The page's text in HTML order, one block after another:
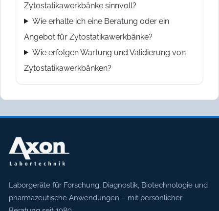
Zytostatikawerkbänke sinnvoll?
Wie erhalte ich eine Beratung oder ein
Angebot für Zytostatikawerkbänke?
Wie erfolgen Wartung und Validierung von
Zytostatikawerkbänken?
Axon Labortechnik
Laborgeräte für Forschung, Diagnostik, Biotechnologie und
pharmazeutische Anwendungen – mit persönlicher